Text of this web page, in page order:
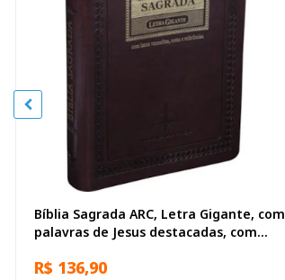
Bíblia Sagrada ARC, Letra Gigante, com
palavras de Jesus destacadas, com
R$ 136,90